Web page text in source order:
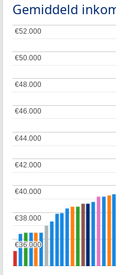
Gemiddeld
€36.000
€36.000
€38.000
€38.000
€40.000
€40.000
€42.000
€42.000
€44.000
€44.000
€46.000
€46.000
€48.000
€48.000
€50.000
€50.000
€52.000
€52.000